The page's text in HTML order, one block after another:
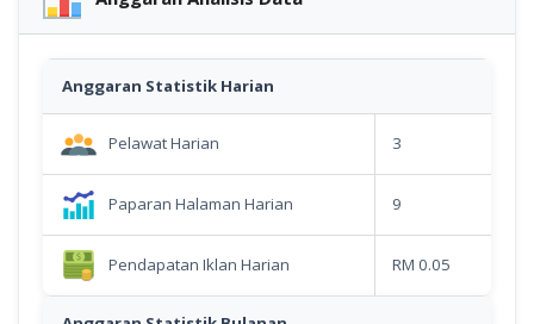
Anggaran Statistik Harian
Pelawat Harian 3
Paparan Halaman Harian 9
Pendapatan Iklan Harian RM 0.05